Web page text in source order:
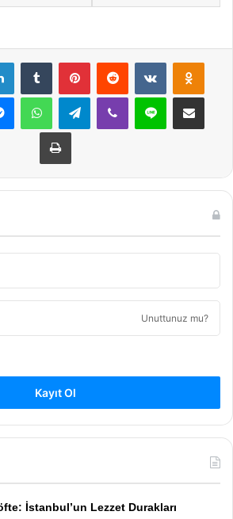
LinkedInTumblr PinterestReddit VKontakte
MessengerWhatsAppTelegramViber Line E-Posta ile
Yazdır
Unuttunuz mu?
Kayıt Ol
İstanbul’un Lezzet Durakları